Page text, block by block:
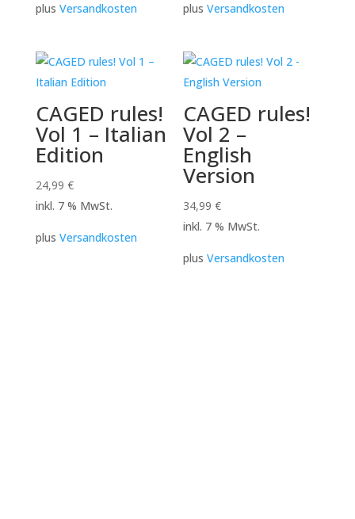
plus Versandkosten plusVersandkosten
CAGED rules!
Vol 1 – Italian
Edition
24,99 €
inkl. 7 % MwSt.
plus Versandkosten
CAGED rules!
Vol 2 –
English
Version
34,99€
inkl. 7 % MwSt.
plusVersandkosten